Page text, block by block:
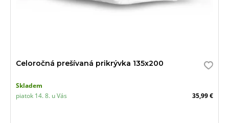
Celoročná prešívaná prikrývka 135x200
Skladem
piatok 14. 8. u Vás
35,99 €